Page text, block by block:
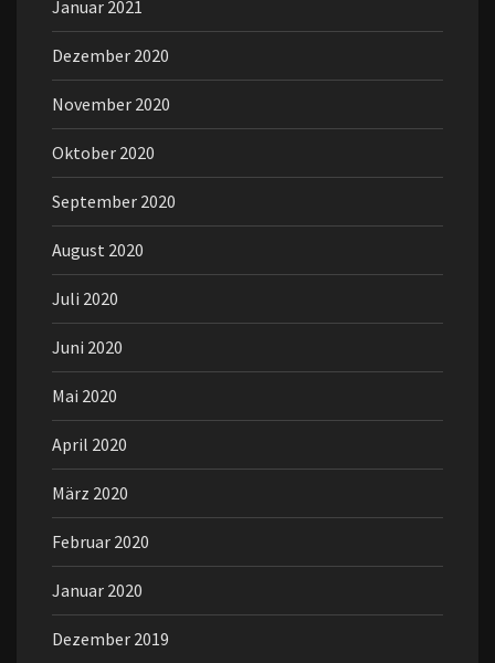
Januar 2021
Dezember 2020
November 2020
Oktober 2020
September 2020
August 2020
Juli 2020
Juni 2020
Mai 2020
April 2020
März 2020
Februar 2020
Januar 2020
Dezember 2019